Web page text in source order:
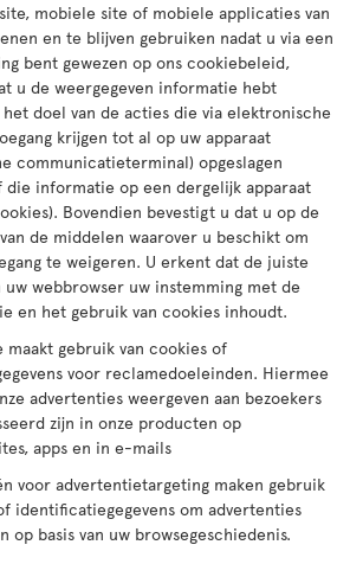
mobiele site of mobiele applicaties van
en te blijven gebruiken nadat u via een
bent gewezen op ons cookiebeleid,
u de weergegeven informatie hebt
het doel van de acties die via elektronische
krijgen tot al op uw apparaat
communicatieterminal) opgeslagen
informatie op een dergelijk apparaat
Bovendien bevestigt u dat u op de
de middelen waarover u beschikt om
te weigeren. U erkent dat de juiste
uw webbrowser uw instemming met de
en het gebruik van cookies inhoudt.
maakt gebruik van cookies of
voor reclamedoeleinden. Hiermee
advertenties weergeven aan bezoekers
zijn in onze producten op
apps en in e-mails
voor advertentietargeting maken gebruik
identificatiegegevens om advertenties
op basis van uw browsegeschiedenis.